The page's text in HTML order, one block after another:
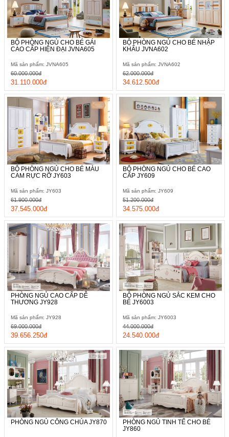
BỘ PHÒNG NGỦ CHO BÉ GÁI
CAO CẤP HIỆN ĐẠI JVNA605
Mã sản phẩm: JVNA605
31.110.000đ
60.000.000đ
BỘ PHÒNG NGỦ CHO BÉ NHẬP
KHẨU JVNA602
Mã sản phẩm: JVNA602
34.612.500đ
62.000.000đ
BỘ PHÒNG NGỦ CHO BÉ MÀU
CAM RỰC RỠ JY603
Mã sản phẩm: JY603
37.545.000đ
61.900.000đ
BỘ PHÒNG NGỦ CHO BÉ CAO
CẤP JY609
Mã sản phẩm: JY609
34.575.000đ
51.200.000đ
PHÒNG NGỦ CAO CẤP DỄ
THƯƠNG JY928
Mã sản phẩm: JY928
39.656.250đ
69.000.000đ
BỘ PHÒNG NGỦ SẮC KEM CHO
BÉ JY6003
Mã sản phẩm: JY6003
24.540.000đ
44.000.000đ
PHÒNG NGỦ CÔNG CHÚA JY870
PHÒNG NGỦ TINH TẾ CHO BÉ
JY860